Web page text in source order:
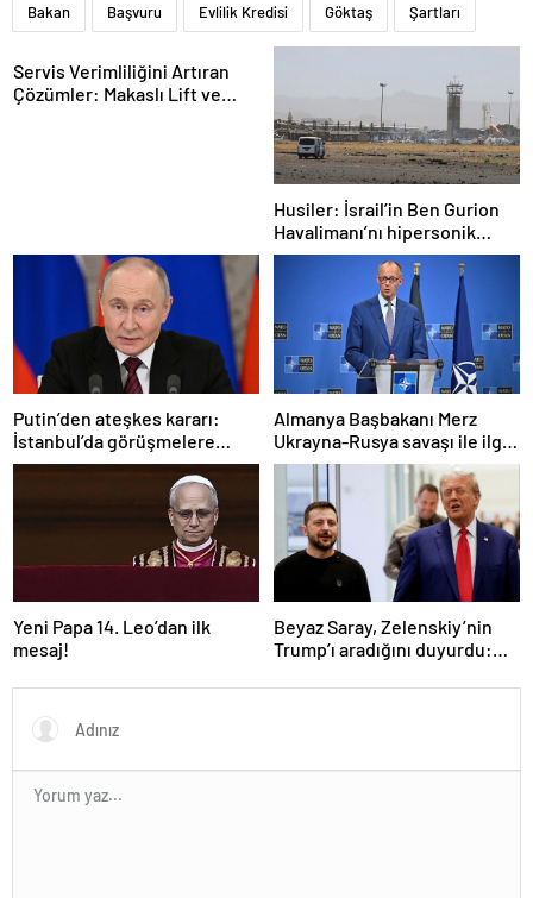
Bakan Başvuru Evlilik Kredisi Göktaş Şartları
Servis Verimliliğini Artıran
Çözümler: Makaslı Lift ve
Husiler: İsrail’in Ben Gurion
Havalimanı’nı hipersonik
füzeyle hedef aldık
Putin’den ateşkes kararı:
İstanbul’da görüşmelere
başlamayı öneriyoruz
Almanya Başbakanı Merz
Ukrayna-Rusya savaşı ile ilgili
konuştu: “Top Moskova’nın
sahasında”
Yeni Papa 14. Leo’dan ilk
mesaj!
Beyaz Saray, Zelenskiy’nin
Trump’ı aradığını duyurdu:
oldu”